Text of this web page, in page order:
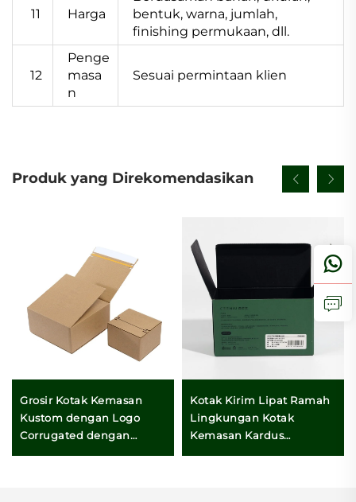
11 Harga
bentuk, warna, jumlah,
finishing permukaan, dll.
12
Penge
masa
n
Sesuai permintaan klien
Produk yang Direkomendasikan
Grosir Kotak Kemasan
Kustom dengan Logo
Corrugated dengan
Kotak Kirim Lipat Ramah
Lingkungan Kotak
Kemasan Kardus